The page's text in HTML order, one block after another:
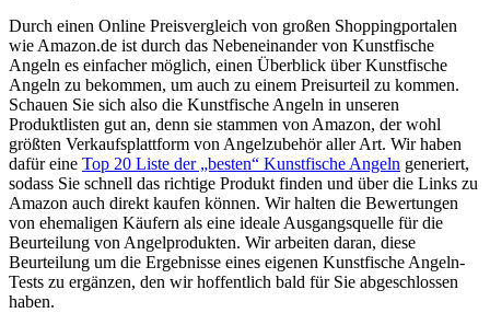
Durch einen Online Preisvergleich von großen Shoppingportalen
wie Amazon.de ist durch das Nebeneinander von Kunstfische
Angeln es einfacher möglich, einen Überblick über Kunstfische
Angeln zu bekommen, um auch zu einem Preisurteil zu kommen.
Schauen Sie sich also die Kunstfische Angeln in unseren
Produktlisten gut an, denn sie stammen von Amazon, der wohl
größten Verkaufsplattform von Angelzubehör aller Art. Wir haben
dafür eine Top 20 Liste der „besten“ Kunstfische Angeln generiert,
sodass Sie schnell das richtige Produkt finden und über die Links zu
Amazon auch direkt kaufen können. Wir halten die Bewertungen
von ehemaligen Käufern als eine ideale Ausgangsquelle für die
Beurteilung von Angelprodukten. Wir arbeiten daran, diese
Beurteilung um die Ergebnisse eines eigenen Kunstfische Angeln-
Tests zu ergänzen, den wir hoffentlich bald für Sie abgeschlossen
haben.